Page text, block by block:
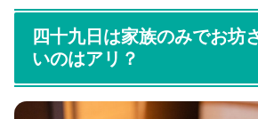
四十九日は家族のみでお坊
いのはアリ？